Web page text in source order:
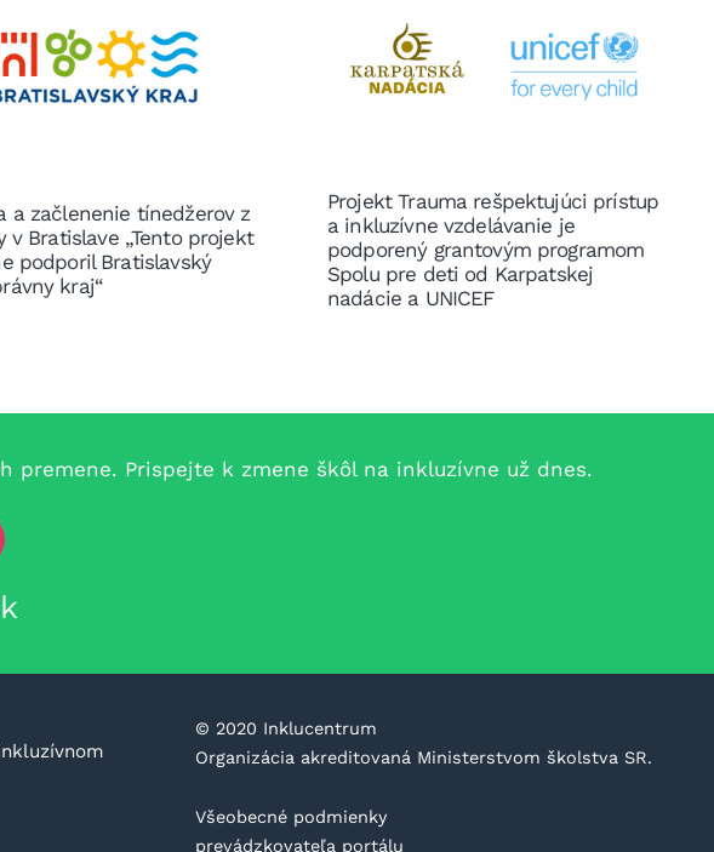
a začlenenie tínedžerov z
v Bratislave „Tento projekt
podporil Bratislavský
kraj“
Projekt Trauma rešpektujúci prístup
a inkluzívne vzdelávanie je
podporený grantovým programom
Spolu pre deti od Karpatskej
nadácie a UNICEF
Prispejte k zmene škôl na inkluzívne už dnes.
©️ 2020 Inklucentrum
Organizácia akreditovaná Ministerstvom školstva SR.
Všeobecné podmienky
prevádzkovateľa portálu